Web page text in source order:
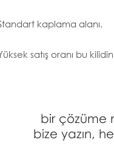
kaplama alanı.
satış oranı bu
bir çözüme
bize yazın,